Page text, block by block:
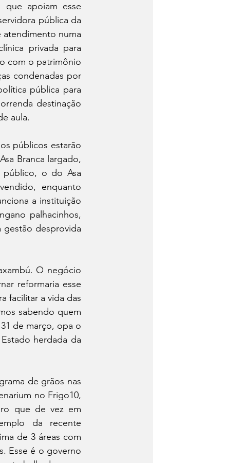
apoiam esse
pública da
numa
privada para
com o patrimônio
condenadas por
pública para
destinação
aula.
públicos estarão
Branca largado,
público, o do Asa
enquanto
a instituição
palhacinhos,
gestão desprovida
O negócio
reformaria esse
facilitar a vida das
sabendo quem
de março, opa o
herdada da
de grãos nas
no Frigo10,
que de vez em
da recente
de 3 áreas com
Esse é o governo